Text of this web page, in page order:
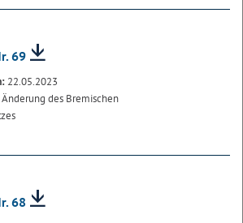
69
22.05.2023
des Bremischen
68